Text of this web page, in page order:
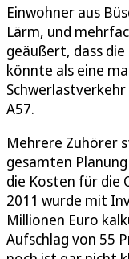
Einwohner aus
Lärm, und
geäußert, dass
könnte als eine
A57.
Mehrere Zuhörer
gesamten
die Kosten für die
2011 wurde mit
Millionen Euro
Aufschlag von 55